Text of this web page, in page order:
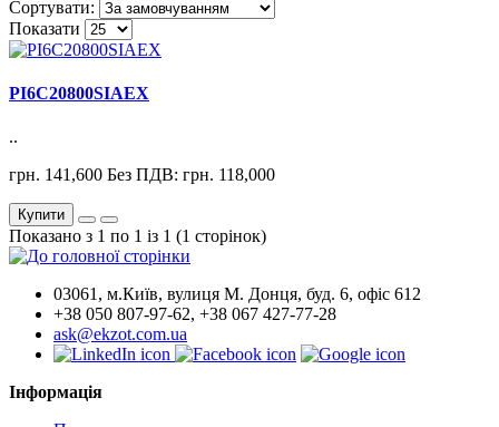
Сортувати:
Показати
PI6C20800SIAEX
..
грн. 141,600 Без ПДВ: грн. 118,000
Купити
Показано з 1 по 1 із 1 (1 сторінок)
03061, м.Київ, вулиця М. Донця, буд. 6, офіс 612
+38 050 807-97-62, +38 067 427-77-28
ask@ekzot.com.ua
Інформація